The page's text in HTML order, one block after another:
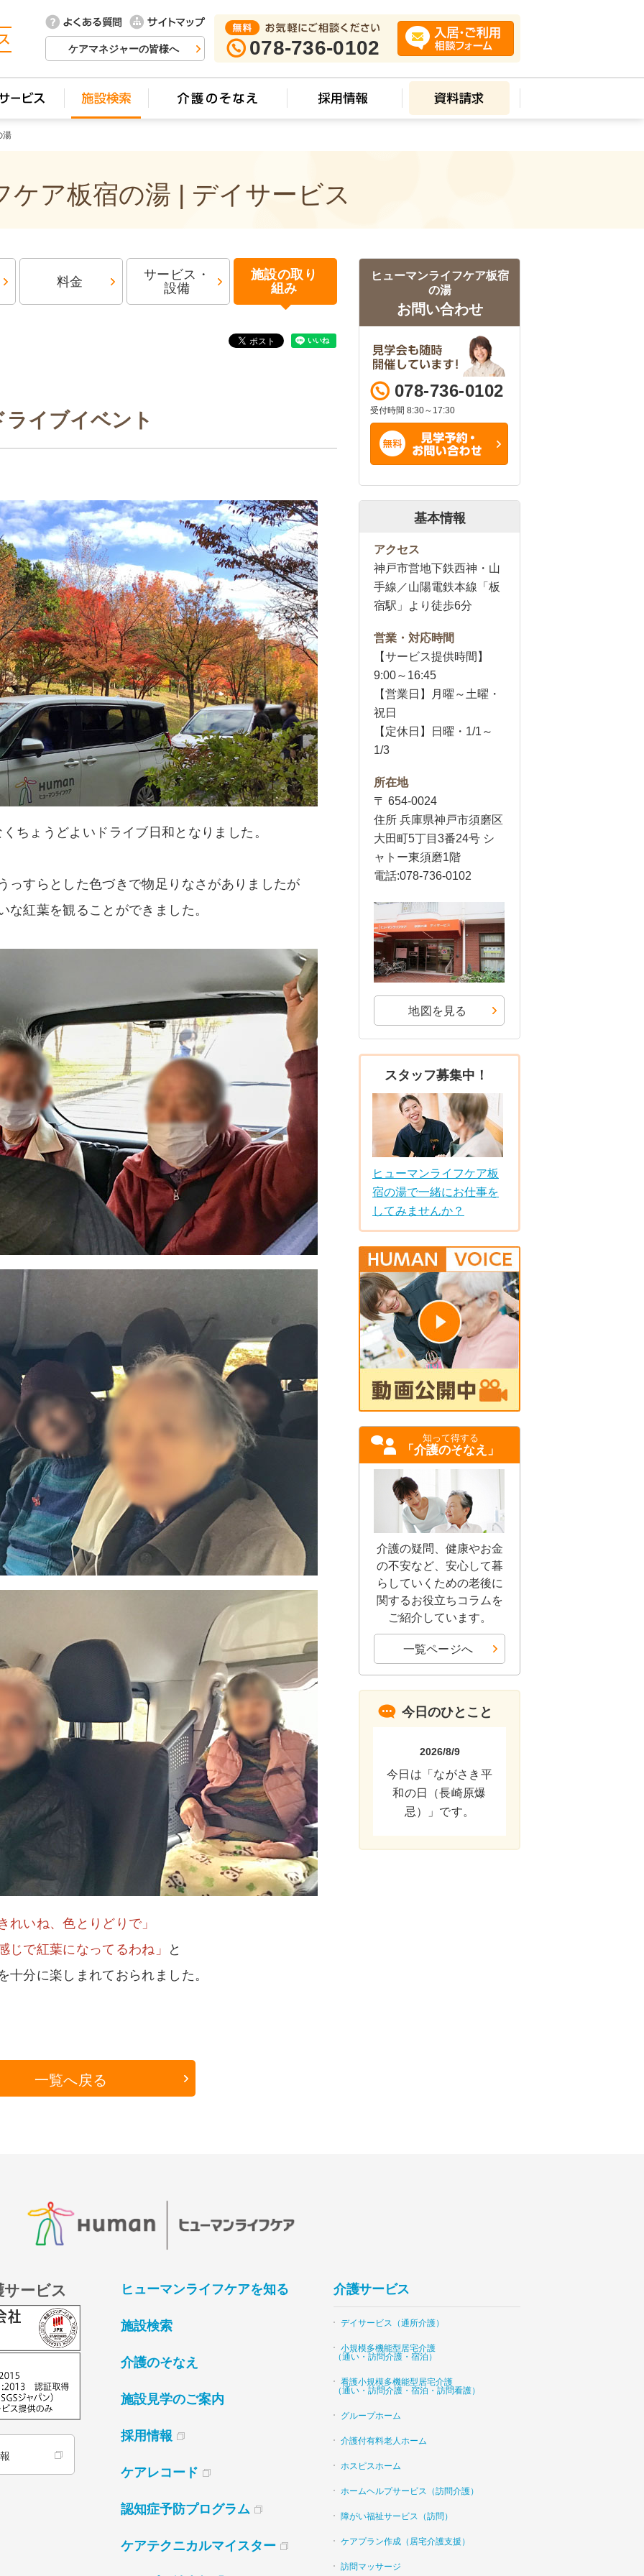
ケアマネジャーの皆様へ 078-736-0102
湯
ケア板宿の湯 | デイサービス
料金
サービス・
設備
施設の取り
組み
ライブイベント
ちょうどよいドライブ日和となりました。
っすらとした色づきで物足りなさがありましたが
な紅葉を観ることができました。
れいね、色とりどりで」
じで紅葉になってるわね」
と
十分に楽しまれておられました。
一覧へ戻る
ヒューマンライフケア板宿
の湯
お問い合わせ
078-736-0102
受付時間 8:30～17:30
基本情報
アクセス
神戸市営地下鉄西神・山
手線／山陽電鉄本線「板
宿駅」より徒歩6分
営業・対応時間
【サービス提供時間】
9:00～16:45
【営業日】月曜～土曜・
祝日
【定休日】日曜・1/1～
1/3
所在地
〒 654-0024
住所 兵庫県神戸市須磨区
大田町5丁目3番24号 シ
ャトー東須磨1階
電話:078-736-0102
地図を見る
スタッフ募集中！
ヒューマンライフケア板
宿の湯で一緒にお仕事を
してみませんか？
知って得する
「介護のそなえ」
介護の疑問、健康やお金
の不安など、安心して暮
らしていくための老後に
関するお役立ちコラムを
ご紹介しています。
一覧ページへ
今日のひとこと
2026/8/9
今日は「ながさき平
和の日（長崎原爆
忌）」です。
ービス ヒューマンライフケアを知る
施設検索
介護のそなえ
施設見学のご案内
採用情報
ケアレコード
認知症予防プログラム
ケアテクニカルマイスター
介護サービス
デイサービス（通所介護）
小規模多機能型居宅介護
（通い・訪問介護・宿泊）
看護小規模多機能型居宅介護
（通い・訪問介護・宿泊・訪問看護）
グループホーム
介護付有料老人ホーム
ホスピスホーム
ホームヘルプサービス（訪問介護）
障がい福祉サービス（訪問）
ケアプラン作成（居宅介護支援）
訪問マッサージ